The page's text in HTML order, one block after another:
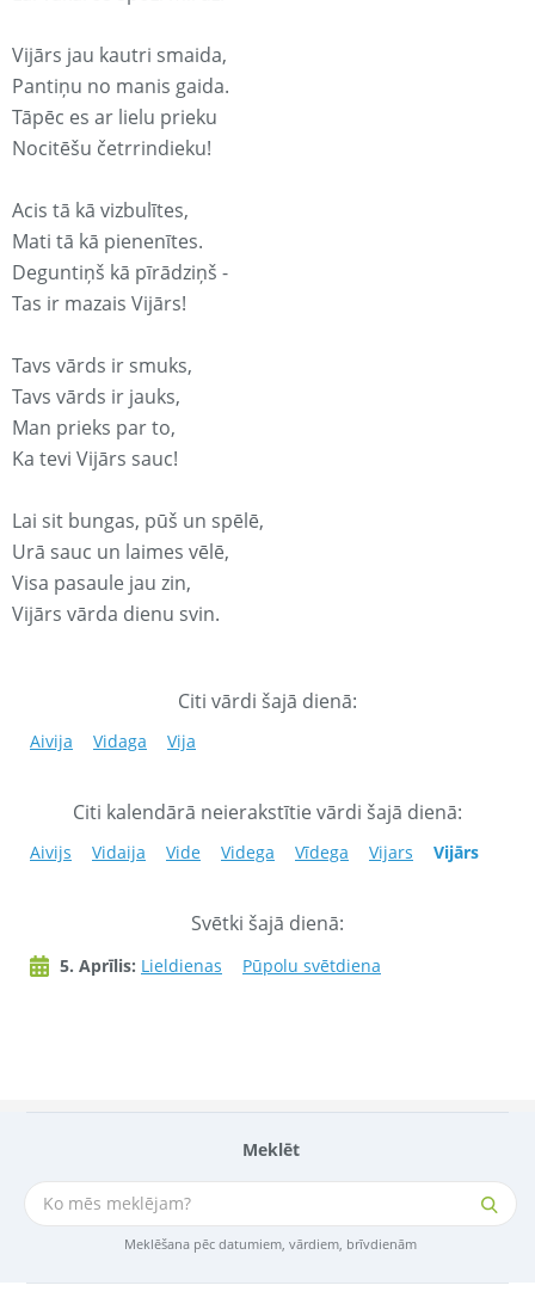
Meklēt
Meklēšana pēc datumiem, vārdiem, brīvdienām
Vijārs jau kautri smaida,
Pantiņu no manis gaida.
Tāpēc es ar lielu prieku
Nocitēšu četrrindieku!
Acis tā kā vizbulītes,
Mati tā kā pienenītes.
Deguntiņš kā pīrādziņš -
Tas ir mazais Vijārs!
Tavs vārds ir smuks,
Tavs vārds ir jauks,
Man prieks par to,
Ka tevi Vijārs sauc!
Lai sit bungas, pūš un spēlē,
Urā sauc un laimes vēlē,
Visa pasaule jau zin,
Vijārs vārda dienu svin.
Citi vārdi šajā dienā:
Aivija Vidaga Vija
Citi kalendārā neierakstītie vārdi šajā dienā:
Aivijs Vidaija Vide Videga Vīdega Vijars Vijārs
Svētki šajā dienā:
5. Aprīlis: Lieldienas Pūpolu svētdiena